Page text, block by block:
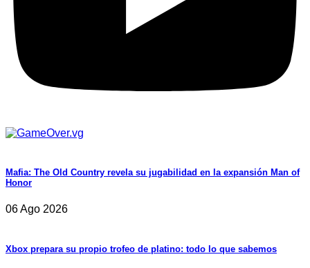
Mafia: The Old Country revela su jugabilidad en la expansión Man of
Honor
06 Ago 2026
Xbox prepara su propio trofeo de platino: todo lo que sabemos